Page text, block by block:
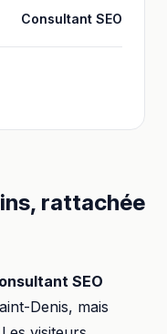
Consultant SEO
, rattachée
SEO
Denis, mais